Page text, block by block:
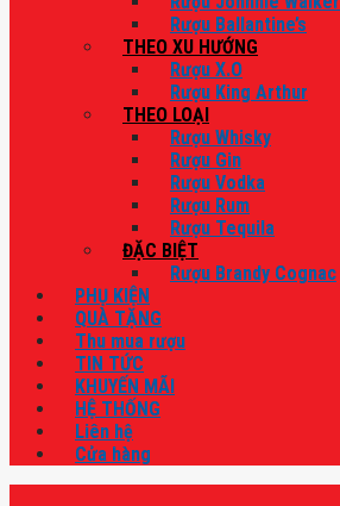
Rượu Ballantine’s
THEO XU HƯỚNG
Rượu X.O
Rượu King Arthur
THEO LOẠI
Rượu Whisky
Rượu Gin
Rượu Vodka
Rượu Rum
Rượu Tequila
ĐẶC BIỆT
Rượu Brandy Cognac
PHỤ KIỆN
QUÀ TẶNG
Thu mua rượu
TIN TỨC
KHUYẾN MÃI
HỆ THỐNG
Liên hệ
Cửa hàng